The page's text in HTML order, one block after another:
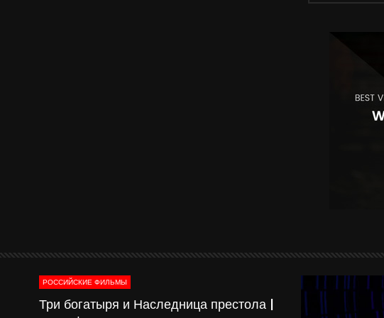
РОССИЙСКИЕ ФИЛЬМЫ
Три богатыря и Наследница престола |